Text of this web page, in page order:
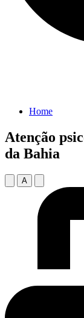
Home
Atenção
da Bahia
A